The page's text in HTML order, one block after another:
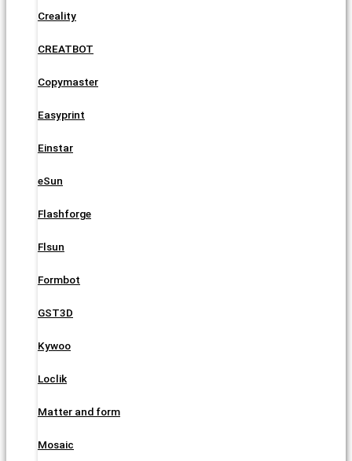
Creality
CREATBOT
Copymaster
Easyprint
Einstar
eSun
Flashforge
Flsun
Formbot
GST3D
Kywoo
Loclik
Matter and form
Mosaic